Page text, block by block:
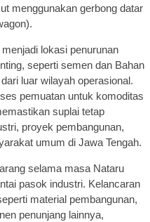
menggunakan gerbong datar
lokasi penurunan
seperti semen dan Bahan
luar wilayah operasional.
pemuatan untuk komoditas
suplai tetap
proyek pembangunan,
umum di Jawa Tengah.
selama masa Nataru
pasok industri. Kelancaran
material pembangunan,
penunjang lainnya,